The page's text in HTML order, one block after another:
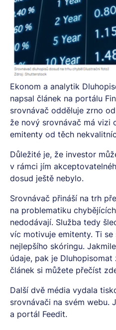
Ekonom a analytik
napsal článek na portálu
srovnávač odděluje zrno
že nový srovnávač má vizi
emitenty od těch
Důležité je, že investor
v rámci jím
dosud ještě nebylo.
Srovnávač přináší na trh
na problematiku
nedodávají. Služba tedy
víc motivuje emitenty. Ti se
nejlepšího skóringu.
údaje, pak je
článek si můžete přečíst
Další dvě média vydala
srovnávači na svém webu.
a portál Feedit.